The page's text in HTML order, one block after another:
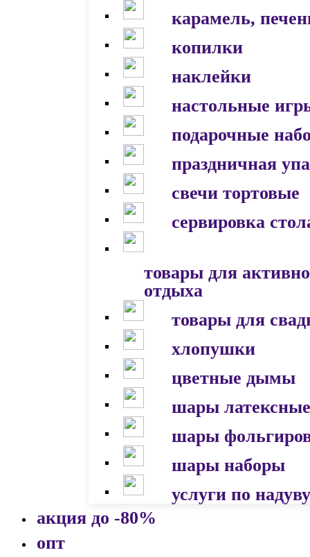
карамель,
копилки
наклейки
настольные
подарочные
праздничная
свечи тортовые
сервировка
товары для
отдыха
товары для
хлопушки
цветные дымы
шары латексные
шары
шары наборы
услуги по надуву
акция до -80%
опт